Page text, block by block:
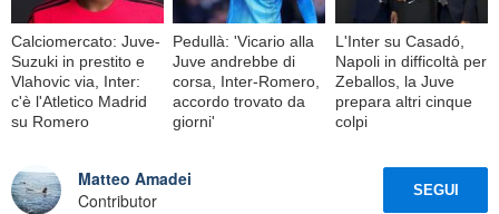
Calciomercato: Juve-
Suzuki in prestito e
Vlahovic via, Inter:
c'è l'Atletico Madrid
su Romero
Pedullà: 'Vicario alla
Juve andrebbe di
corsa, Inter-Romero,
accordo trovato da
giorni'
L'Inter su Casadó,
Napoli in difficoltà per
Zeballos, la Juve
prepara altri cinque
colpi
Matteo Amadei
Contributor
SEGUI